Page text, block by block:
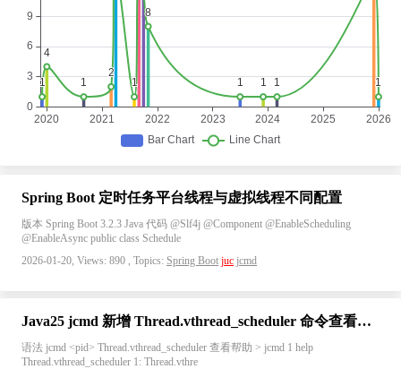
Spring Boot 定时任务平台线程与虚拟线程不同配置
版本 Spring Boot 3.2.3 Java 代码 @Slf4j @Component @EnableScheduling
@EnableAsync public class Schedule
2026-01-20, Views: 890 , Topics: Spring Boot juc jcmd
Java25 jcmd 新增 Thread.vthread_scheduler 命令查看虚拟线程调度器信息
语法 jcmd <pid> Thread.vthread_scheduler 查看帮助 > jcmd 1 help
Thread.vthread_scheduler 1: Thread.vthre